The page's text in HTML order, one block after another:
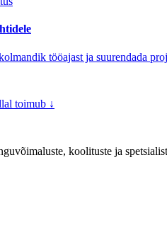
tööajast ja suurendada
toimub ↓
koolituste ja